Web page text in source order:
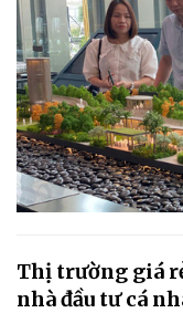
Thị trường giá
nhà đầu tư cá